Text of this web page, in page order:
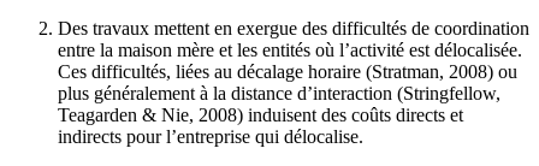
Des travaux mettent en exergue des difficultés de coordination
entre la maison mère et les entités où l’activité est délocalisée.
Ces difficultés, liées au décalage horaire (Stratman, 2008) ou
plus généralement à la distance d’interaction (Stringfellow,
Teagarden & Nie, 2008) induisent des coûts directs et
indirects pour l’entreprise qui délocalise.